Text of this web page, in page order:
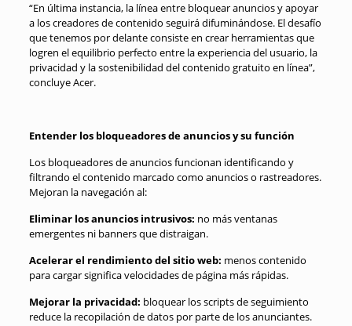
“En última instancia, la línea entre bloquear anuncios y apoyar
a los creadores de contenido seguirá difuminándose. El desafío
que tenemos por delante consiste en crear herramientas que
logren el equilibrio perfecto entre la experiencia del usuario, la
privacidad y la sostenibilidad del contenido gratuito en línea”,
concluye Acer.
Entender los bloqueadores de anuncios y su función
Los bloqueadores de anuncios funcionan identificando y
filtrando el contenido marcado como anuncios o rastreadores.
Mejoran la navegación al:
Eliminar los anuncios intrusivos: no más ventanas
emergentes ni banners que distraigan.
Acelerar el rendimiento del sitio web: menos contenido
para cargar significa velocidades de página más rápidas.
Mejorar la privacidad: bloquear los scripts de seguimiento
reduce la recopilación de datos por parte de los anunciantes.